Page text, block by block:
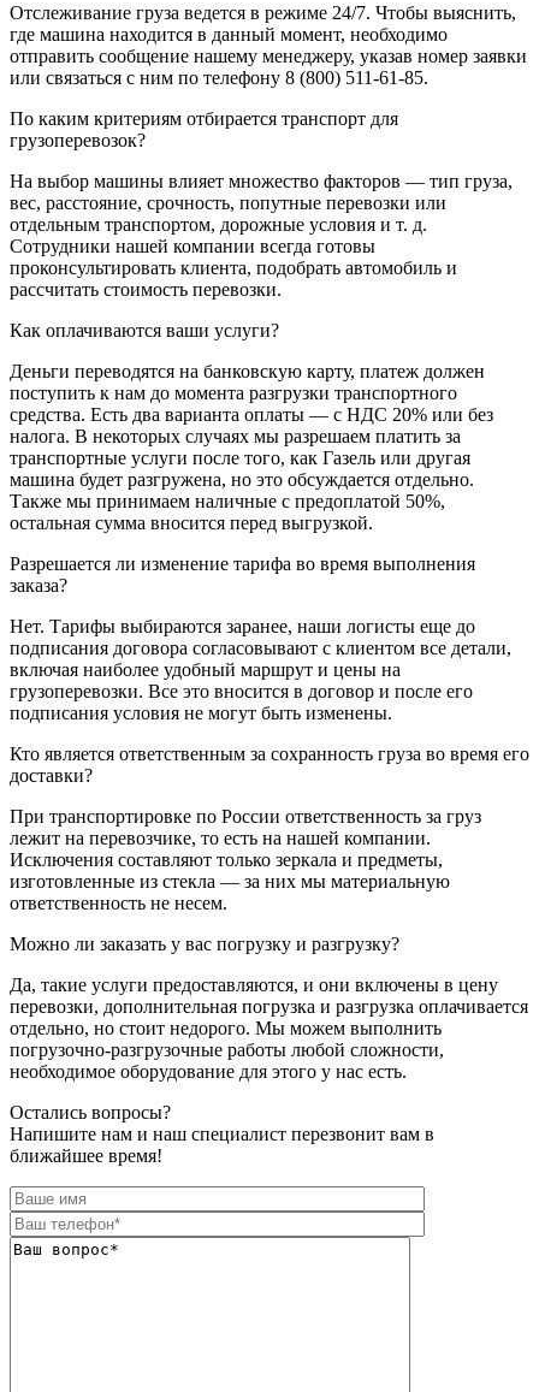
Отслеживание груза ведется в режиме 24/7. Чтобы выяснить,
где машина находится в данный момент, необходимо
отправить сообщение нашему менеджеру, указав номер заявки
или связаться с ним по телефону 8 (800) 511-61-85.
По каким критериям отбирается транспорт для
грузоперевозок?
На выбор машины влияет множество факторов — тип груза,
вес, расстояние, срочность, попутные перевозки или
отдельным транспортом, дорожные условия и т. д.
Сотрудники нашей компании всегда готовы
проконсультировать клиента, подобрать автомобиль и
рассчитать стоимость перевозки.
Как оплачиваются ваши услуги?
Деньги переводятся на банковскую карту, платеж должен
поступить к нам до момента разгрузки транспортного
средства. Есть два варианта оплаты — с НДС 20% или без
налога. В некоторых случаях мы разрешаем платить за
транспортные услуги после того, как Газель или другая
машина будет разгружена, но это обсуждается отдельно.
Также мы принимаем наличные с предоплатой 50%,
остальная сумма вносится перед выгрузкой.
Разрешается ли изменение тарифа во время выполнения
заказа?
Нет. Тарифы выбираются заранее, наши логисты еще до
подписания договора согласовывают с клиентом все детали,
включая наиболее удобный маршрут и цены на
грузоперевозки. Все это вносится в договор и после его
подписания условия не могут быть изменены.
Кто является ответственным за сохранность груза во время его
доставки?
При транспортировке по России ответственность за груз
лежит на перевозчике, то есть на нашей компании.
Исключения составляют только зеркала и предметы,
изготовленные из стекла — за них мы материальную
ответственность не несем.
Можно ли заказать у вас погрузку и разгрузку?
Да, такие услуги предоставляются, и они включены в цену
перевозки, дополнительная погрузка и разгрузка оплачивается
отдельно, но стоит недорого. Мы можем выполнить
погрузочно-разгрузочные работы любой сложности,
необходимое оборудование для этого у нас есть.
Остались вопросы?
Напишите нам и наш специалист перезвонит вам в
ближайшее время!